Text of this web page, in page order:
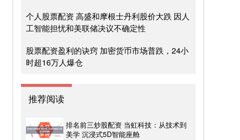
个人股票配资 高盛和摩根士丹利股价大跌 因人
工智能担忧和美联储决议不确定性
股票配资盈利的诀窍 加密货币市场普跌，24小
时超16万人爆仓
推荐阅读
排名前三炒股配资 当虹科技：从技术到
美学 沉浸式5D智能座舱